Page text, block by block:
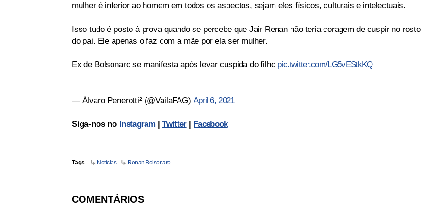
mulher é inferior ao homem em todos os aspectos, sejam eles físicos, culturais e intelectuais.
Isso tudo é posto à prova quando se percebe que Jair Renan não teria coragem de cuspir no rosto
do pai. Ele apenas o faz com a mãe por ela ser mulher.
Ex de Bolsonaro se manifesta após levar cuspida do filho pic.twitter.com/LG5vEStkKQ
— Álvaro Penerotti² (@VailaFAG) April 6, 2021
Siga-nos no Instagram|Twitter| Facebook
Tags Notícias Renan Bolsonaro
COMENTÁRIOS